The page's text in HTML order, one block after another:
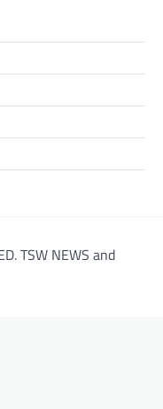
TSW NEWS and